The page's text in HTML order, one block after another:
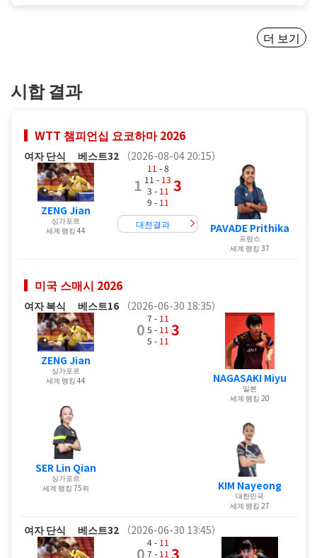
더 보기
시합 결과
WTT 챔피언십 요코하마 2026
여자 단식 베스트32 （2026-08-04 20:15）
ZENG Jian
싱가포르
세계 랭킹 44
1
11 - 8
11 - 13
3 - 11
9 - 11
3
대전결과 PAVADE Prithika
프랑스
세계 랭킹 37
미국 스매시 2026
여자 복식 베스트16 （2026-06-30 18:35）
ZENG Jian
싱가포르
세계 랭킹 44
SER Lin Qian
싱가포르
세계 랭킹 75위
0
7 - 11
5 - 11
5 - 11
3
NAGASAKI Miyu
일본
세계 랭킹 20
KIM Nayeong
대한민국
세계 랭킹 27
여자 단식 베스트32 （2026-06-30 13:45）
0
4 - 11
7 - 11 3